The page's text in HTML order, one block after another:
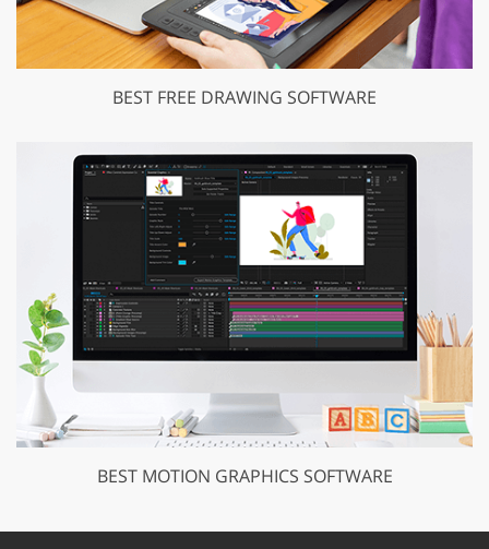
BEST FREE DRAWING SOFTWARE
BEST MOTION GRAPHICS SOFTWARE